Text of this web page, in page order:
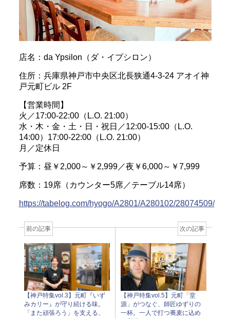
店名：da Ypsilon（ダ・イプシロン）
住所：兵庫県神戸市中央区北長狭通4-3-24 アオイ神
戸元町ビル 2F
【営業時間】
火／17:00-22:00（L.O. 21:00）
水・木・金・土・日・祝日／12:00-15:00（L.O.
14:00）17:00-22:00（L.O. 21:00）
月／定休日
予算：昼￥2,000～￥2,999／夜￥6,000～￥7,999
席数：19席（カウンター5席／テーブル14席）
https://tabelog.com/hyogo/A2801/A280102/28074509/
前の記事
【神戸特集vol.3】元町『いず
みカリー』が守り続ける味。
「また頑張ろう」を支える、
次の記事
【神戸特集vol.5】元町「堂
源」がつなぐ、師匠ゆずりの
一杯。一人で打つ蕎麦に込め